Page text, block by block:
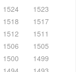
1524
1523
1518
1517
1512
1511
1506
1505
1500
1499